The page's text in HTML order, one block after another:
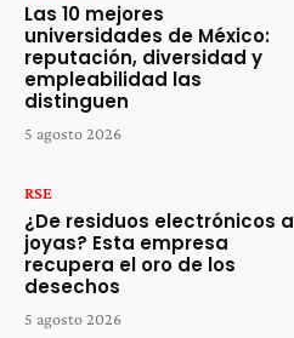
Las 10 mejores
universidades de México:
reputación, diversidad y
empleabilidad las
distinguen
5 agosto 2026
RSE
¿De residuos electrónicos a
joyas? Esta empresa
recupera el oro de los
desechos
5 agosto 2026